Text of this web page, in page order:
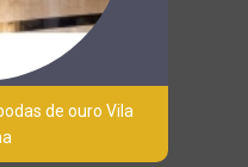
de ouro Vila